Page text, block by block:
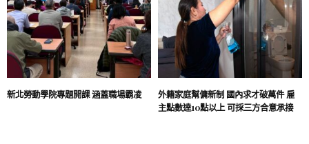
新北勞動學院專題開課 涵蓋職場霸凌
外籍家庭幫傭新制 國內求才破萬件 雇
主點數達10點以上 可採三方合意承接